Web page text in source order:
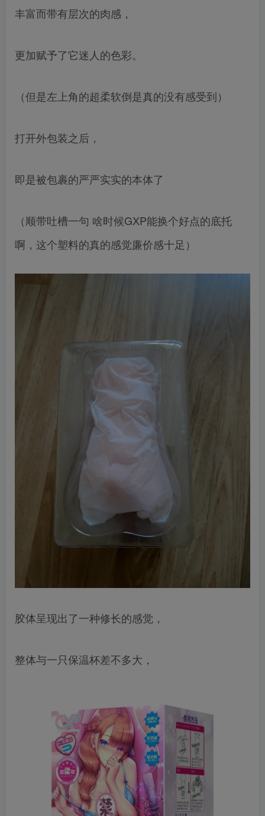
丰富而带有层次的肉感，
更加赋予了它迷人的色彩。
（但是左上角的超柔软倒是真的没有感受到）
打开外包装之后，
即是被包裹的严严实实的本体了
（顺带吐槽一句 啥时候GXP能换个好点的底托
啊，这个塑料的真的感觉廉价感十足）
胶体呈现出了一种修长的感觉，
整体与一只保温杯差不多大，